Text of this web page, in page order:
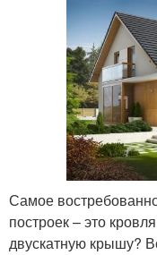
Самое
построек – это
двускатную крышу?